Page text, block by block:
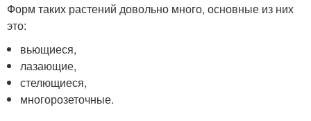
Форм таких растений довольно много, основные из них
это:
вьющиеся,
лазающие,
стелющиеся,
многорозеточные.